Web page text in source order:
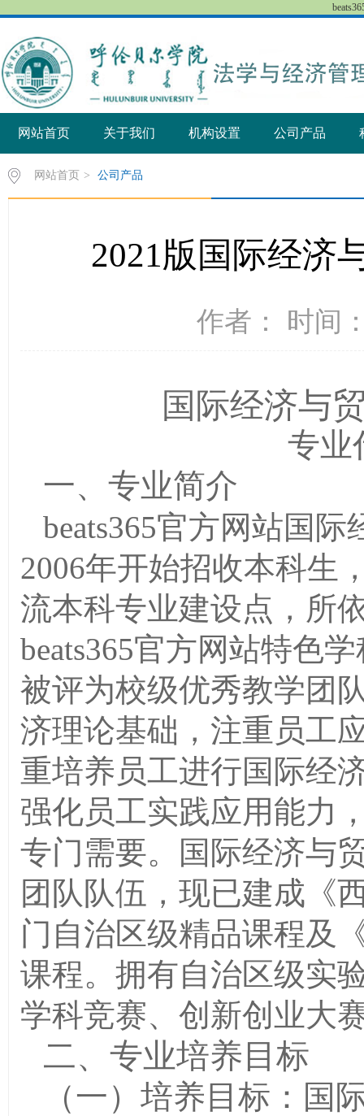
网站首页 关于我们 机构设置 公司产品
网站首页 > 公司产品
2021版国际经济
作者： 时间
国际经济与
专业
一、专业简介
beats365官方网站国
2006年开始招收本科生
流本科专业建设点，所
beats365官方网站特色
被评为校级优秀教学团
济理论基础，注重员工
重培养员工进行国际经
强化员工实践应用能力
专门需要。国际经济与
团队队伍，现已建成《
门自治区级精品课程及
课程。拥有自治区级实
学科竞赛、创新创业大
二、专业培养目标
（一）培养目标：国